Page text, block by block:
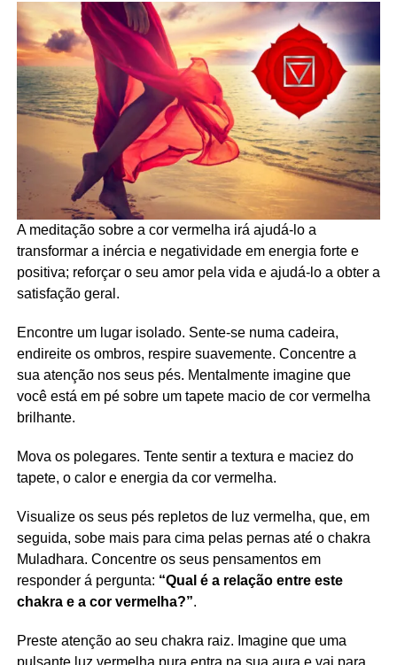
A meditação sobre a cor vermelha irá ajudá-lo a
transformar a inércia e negatividade em energia forte e
positiva; reforçar o seu amor pela vida e ajudá-lo a obter a
satisfação geral.
Encontre um lugar isolado. Sente-se numa cadeira,
endireite os ombros, respire suavemente. Concentre a
sua atenção nos seus pés. Mentalmente imagine que
você está em pé sobre um tapete macio de cor vermelha
brilhante.
Mova os polegares. Tente sentir a textura e maciez do
tapete, o calor e energia da cor vermelha.
Visualize os seus pés repletos de luz vermelha, que, em
seguida, sobe mais para cima pelas pernas até o chakra
Muladhara. Concentre os seus pensamentos em
responder á pergunta: “Qual é a relação entre este
chakra e a cor vermelha?”.
Preste atenção ao seu chakra raiz. Imagine que uma